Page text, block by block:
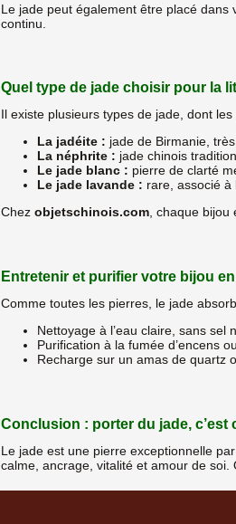
Le jade peut également être placé
continu.
Quel type de jade choisir pour la
Il existe plusieurs types de jade, dont
La jadéite : jade de Birmanie,
La néphrite : jade chinois
Le jade blanc : pierre de clarté
Le jade lavande : rare, associé à
Chez objetschinois.com, chaque bijou
Entretenir et purifier votre bijou
Comme toutes les pierres, le jade
Nettoyage à l’eau claire, sans sel
Purification à la fumée d’encens
Recharge sur un amas de quartz
Conclusion : porter du jade, c’est
Le jade est une pierre exceptionnelle
calme, ancrage, vitalité et amour de soi.